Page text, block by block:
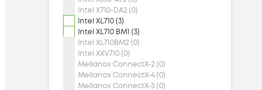
Intel X710-DA2 (0)
Intel XL710 (3)
Intel XL710 BM1 (3)
Intel XL710BM2 (0)
Intel XXV710 (0)
Mellanox ConnectX-2 (0)
Mellanox ConnectX-4 (0)
Mellanox ConnectX-5 (0)